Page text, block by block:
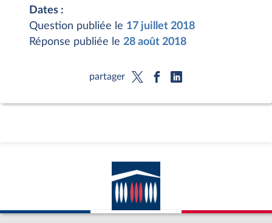
Dates :
Question publiée le 17 juillet 2018
Réponse publiée le 28 août 2018
partager